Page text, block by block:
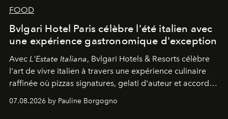
FOOD
Bvlgari Hotel Paris célèbre l'été italien avec
une expérience gastronomique d'exception
Avec L'Estate Italiana, Bvlgari Hotels & Resorts célèbre
l'art de vivre italien à travers une expérience culinaire
raffinée où pizzas signatures, gelati d'auteur et accords
d'exception composent un véritable voyage sensoriel.
07.08.2026 by Pauline Borgogno